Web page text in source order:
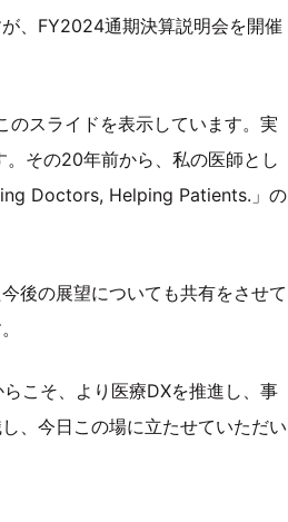
、FY2024通期決算説明会を開催
のスライドを表示しています。実
その20年前から、私の医師とし
Doctors, Helping Patients.」の
後の展望についても共有をさせて
こそ、より医療DXを推進し、事
、今日この場に立たせていただい